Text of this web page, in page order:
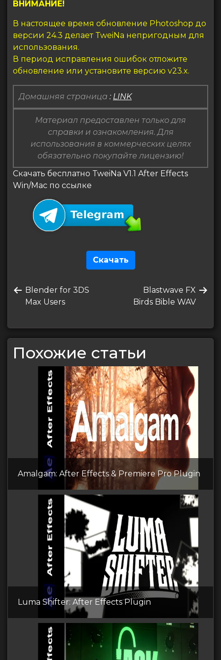
ВНИМАНИЕ!
В настоящее время обновление Photoshop до
версии 24.3 делает TweiNa непригодным для
использования.
В период исправления ошибок отложите
обновление или установите версию v23.x.
Домашняя страница : LINK
Материал предоставлен только для
справки и ознакомления. Для
использования в коммерческих целях
обязательно покупайте лицензию!
Скачать бесплатно TweiNa V1.1 After Effects
Win/Mac по ссылке
Скачать
поПредыдущая
запись
Blender for 3DS
Max Users
Следующая
запись
Blastwave FX
Birds Bible WAV
Похожие статьи
Amalgam: After Effects & Premiere Pro Plugin
Luma Shifter: After Effects Plugin